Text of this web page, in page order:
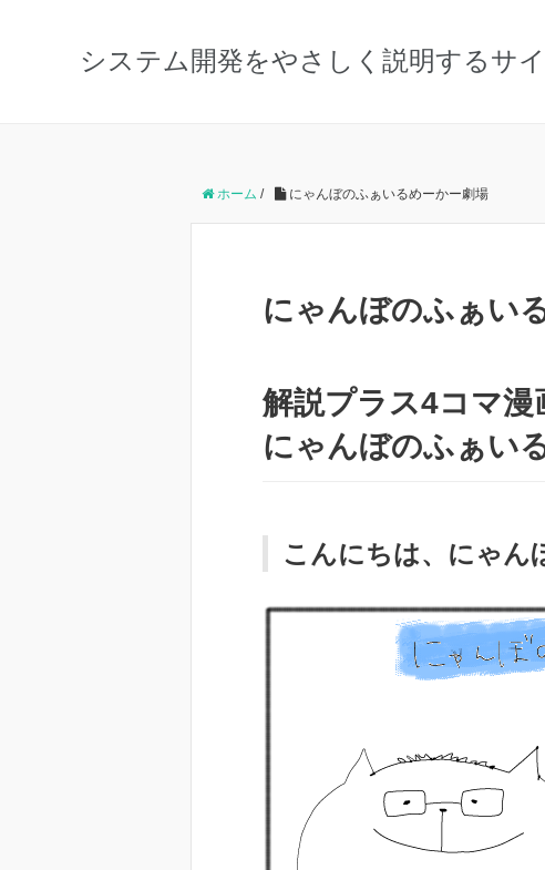
システム開発をやさしく説明するサイ
ホーム / にゃんぼのふぁいるめーかー劇場
にゃんぼのふぁい
解説プラス4コマ漫
にゃんぼのふぁい
こんにちは、にゃん